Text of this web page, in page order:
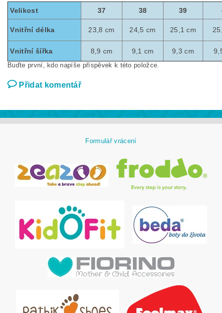
Velikost 37 38 39
Vnitřní délka 23,8 cm 24,5 cm 25,1 cm
Vnitřní šířka 8,9 cm 9,1 cm 9,3 cm
Buďte první, kdo napíše příspěvek k této položce.
Přidat komentář
Formulář vrácení